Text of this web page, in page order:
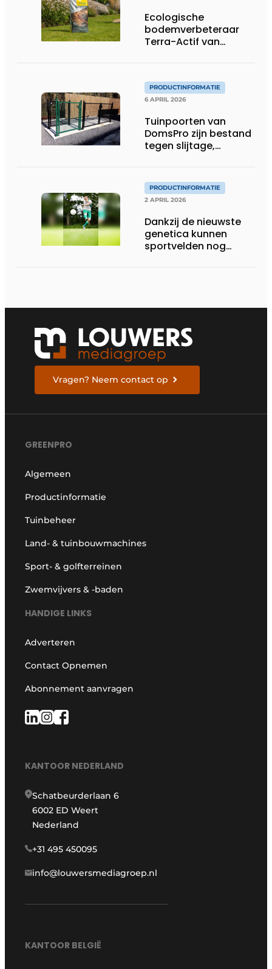
Ecologische
bodemverbeteraar
Terra-Actif van
professionele
groenprojecten
PRODUCTINFORMATIE
6 APRIL 2026
Tuinpoorten van
DomsPro zijn bestand
tegen slijtage,
PRODUCTINFORMATIE
2 APRIL 2026
Dankzij de nieuwste
genetica kunnen
sportvelden nog
Vragen? Neem contact op
GREENPRO
Algemeen
Productinformatie
Tuinbeheer
Land- & tuinbouwmachines
Sport- & golfterreinen
Zwemvijvers & -baden
HANDIGE LINKS
Adverteren
Contact Opnemen
Abonnement aanvragen
KANTOOR NEDERLAND
Schatbeurderlaan 6
6002 ED Weert
Nederland
+31 495 450095
info@louwersmediagroep.nl
KANTOOR BELGIË